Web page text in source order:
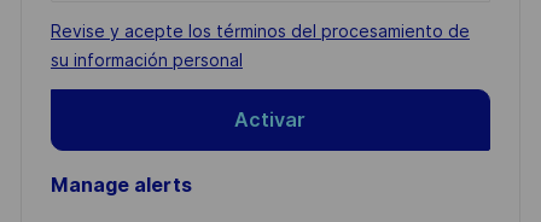
address
(Required)
Required
Revise y acepte los términos del procesamiento de
su información personal
Activar
Manage alerts